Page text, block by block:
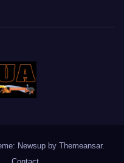
Newsup by Themeansar.